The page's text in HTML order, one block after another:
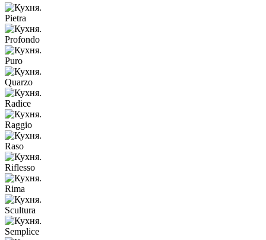
Pietra
Profondo
Puro
Quarzo
Radice
Raggio
Raso
Riflesso
Rima
Scultura
Semplice